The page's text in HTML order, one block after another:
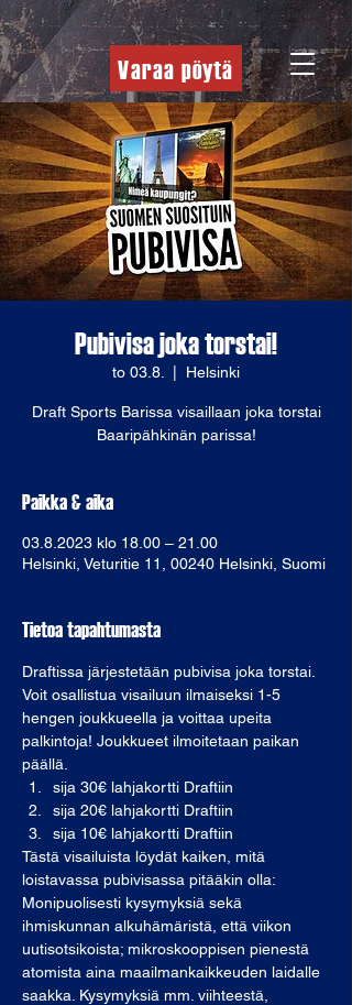
Varaa pöytä
Pubivisa joka torstai!
to 03.8. Helsinki
Draft Sports Barissa visaillaan joka torstai
Baaripähkinän parissa!
Paikka & aika
03.8.2023 klo 18.00 – 21.00
Helsinki, Veturitie 11, 00240 Helsinki, Suomi
Tietoa tapahtumasta
Draftissa järjestetään pubivisa joka torstai.
Voit osallistua visailuun ilmaiseksi 1-5
hengen joukkueella ja voittaa upeita
palkintoja! Joukkueet ilmoitetaan paikan
päällä.
sija 30€ lahjakortti Draftiin
sija 20€ lahjakortti Draftiin
sija 10€ lahjakortti Draftiin
Tästä visailuista löydät kaiken, mitä
loistavassa pubivisassa pitääkin olla:
Monipuolisesti kysymyksiä sekä
ihmiskunnan alkuhämäristä, että viikon
uutisotsikoista; mikroskooppisen pienestä
atomista aina maailmankaikkeuden laidalle
saakka. Kysymyksiä mm. viihteestä,